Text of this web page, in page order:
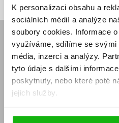
K personalizaci obsahu a
sociálních médií a analýze
soubory cookies. Informace
využíváme, sdílíme se svými
média, inzerci a analýzy.
tyto údaje s dalšími
poskytnuty, nebo které poté
jejich služby.
E-SHOP
Aktuality
Naši autoři
Obchodní podmínky
Jak nakoupit